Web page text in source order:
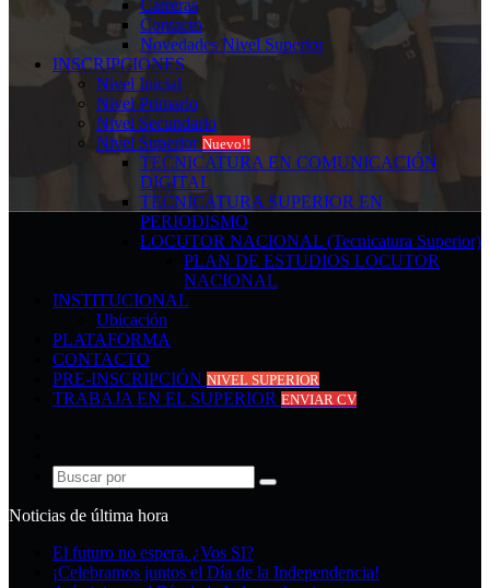
Carreras
Contacto
Novedades Nivel Superior
INSCRIPCIONES
Nivel Inicial
Nivel Primario
Nivel Secundario
Nivel Superior Nuevo!!
TECNICATURA EN COMUNICACIÓN
DIGITAL
TECNICATURA SUPERIOR EN
PERIODISMO
LOCUTOR NACIONAL (Tecnicatura Superior)
PLAN DE ESTUDIOS LOCUTOR
NACIONAL
INSTITUCIONAL
Ubicación
PLATAFORMA
CONTACTO
PRE-INSCRIPCIÓN NIVEL SUPERIOR
TRABAJA EN EL SUPERIOR ENVIAR CV
al
azar
Buscar
Noticias de última hora
El futuro no espera. ¿Vos SI?
¡Celebramos juntos el Día de la Independencia!